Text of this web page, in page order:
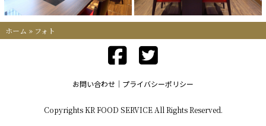
ホーム » フォト
お問い合わせ プライバシーポリシー
Copyrights KR FOOD SERVICE All Rights Reserved.